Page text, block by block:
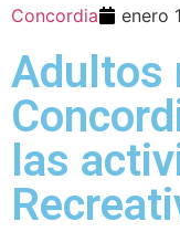
Concordia enero
Adultos
las